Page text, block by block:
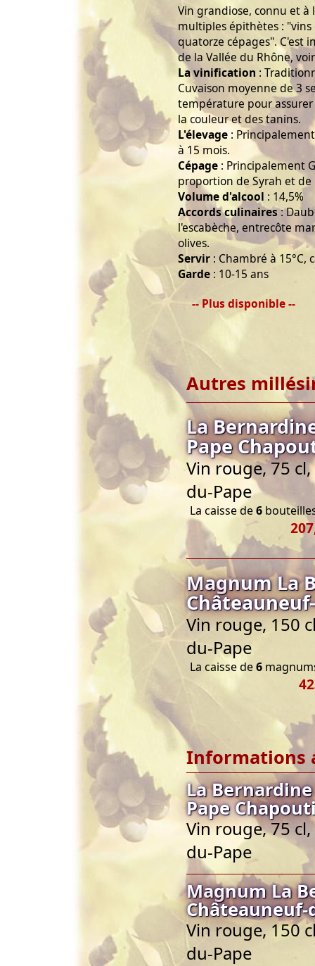
Vin grandiose, connu et à
multiples épithètes : "vins
quatorze cépages". C'est
de la Vallée du Rhône,
La vinification :
Cuvaison moyenne de 3
température pour
la couleur et des tanins.
L'élevage :
à 15 mois.
Cépage : Principalement
proportion de Syrah et
Volume d'alcool : 14,5%
Accords culinaires:
l'escabèche, entrecôte
olives.
Servir : Chambré à 15°C,
Garde : 10-15 ans
-- Plus disponible --
Autres
La
Pape
Vin rouge, 75
du-Pape
La caisse de6
Magnum La
Vin rouge, 150
du-Pape
La caisse de6
Informations
La
Pape
Vin rouge, 75
du-Pape
Magnum La
Châteauneuf-
Vin rouge, 150
du-Pape